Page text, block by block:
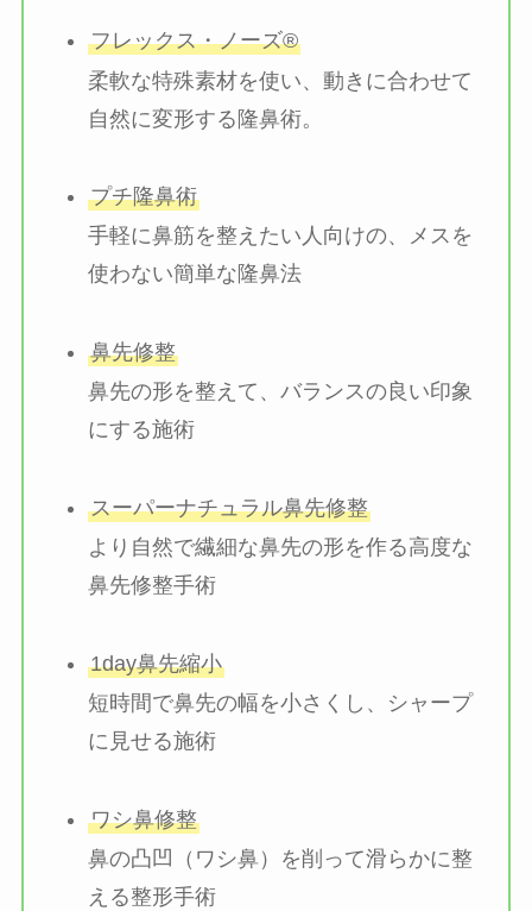
フレックス・ノーズ®
柔軟な特殊素材を使い、動きに合わせて
自然に変形する隆鼻術。
プチ隆鼻術
手軽に鼻筋を整えたい人向けの、メスを
使わない簡単な隆鼻法
鼻先修整
鼻先の形を整えて、バランスの良い印象
にする施術
スーパーナチュラル鼻先修整
より自然で繊細な鼻先の形を作る高度な
鼻先修整手術
1day鼻先縮小
短時間で鼻先の幅を小さくし、シャープ
に見せる施術
ワシ鼻修整
鼻の凸凹（ワシ鼻）を削って滑らかに整
える整形手術